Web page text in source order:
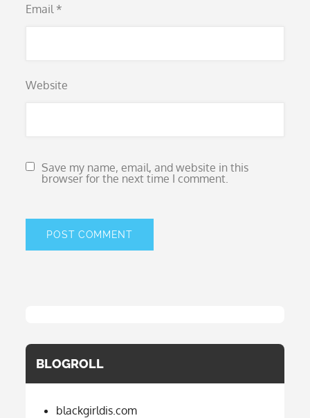
Email *
Website
Save my name, email, and website in this
browser for the next time I comment.
BLOGROLL
blackgirldis.com